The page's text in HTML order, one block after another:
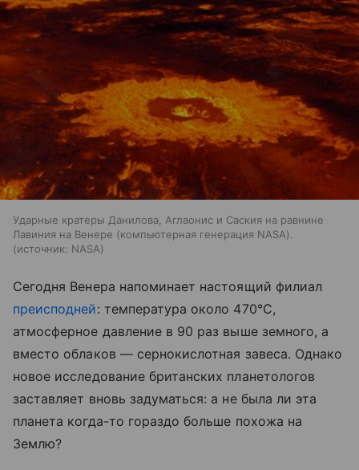
Ударные кратеры Данилова, Аглаонис и Саския на равнине
Лавиния на Венере (компьютерная генерация NASA).
источник: NASA
Сегодня Венера напоминает настоящий филиал
преисподней: температура около 470°C,
атмосферное давление в 90 раз выше земного, а
вместо облаков — сернокислотная завеса. Однако
новое исследование британских планетологов
заставляет вновь задуматься: а не была ли эта
планета когда-то гораздо больше похожа на
Землю?